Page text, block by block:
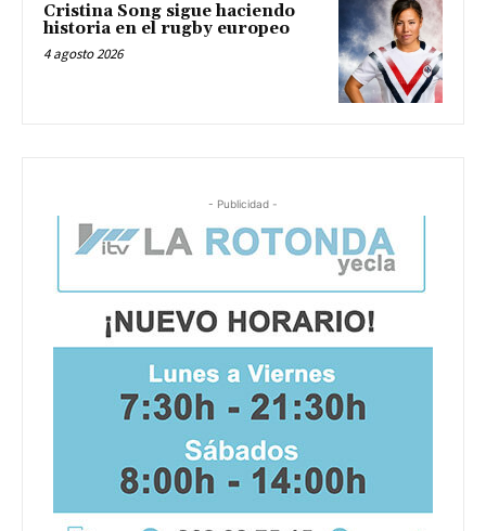
Cristina Song sigue haciendo
historia en el rugby europeo
4 agosto 2026
- Publicidad -